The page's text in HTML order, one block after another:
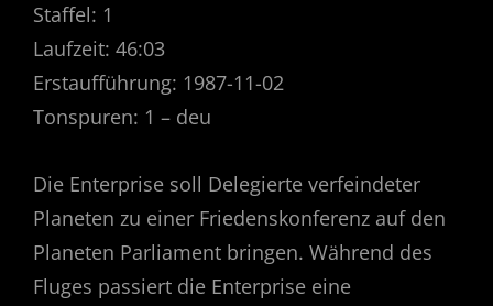
Staffel: 1
Laufzeit: 46:03
Erstaufführung: 1987-11-02
Tonspuren: 1 – deu
Die Enterprise soll Delegierte verfeindeter
Planeten zu einer Friedenskonferenz auf den
Planeten Parliament bringen. Während des
Fluges passiert die Enterprise eine